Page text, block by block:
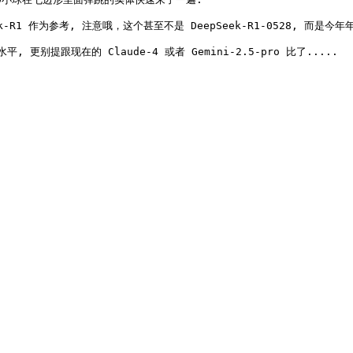
R1 作为参考, 注意哦，这个甚至不是 DeepSeek-R1-0528, 而是今
水平, 更别提跟现在的 Claude-4 或者 Gemini-2.5-pro 比了.....